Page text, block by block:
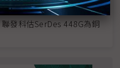
發科估SerDes 448G為銅